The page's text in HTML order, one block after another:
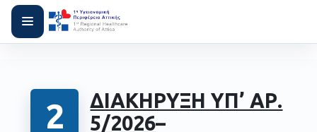
2
ΔΙΑΚΗΡΥΞΗ ΥΠ’ ΑΡ.
5/2026–